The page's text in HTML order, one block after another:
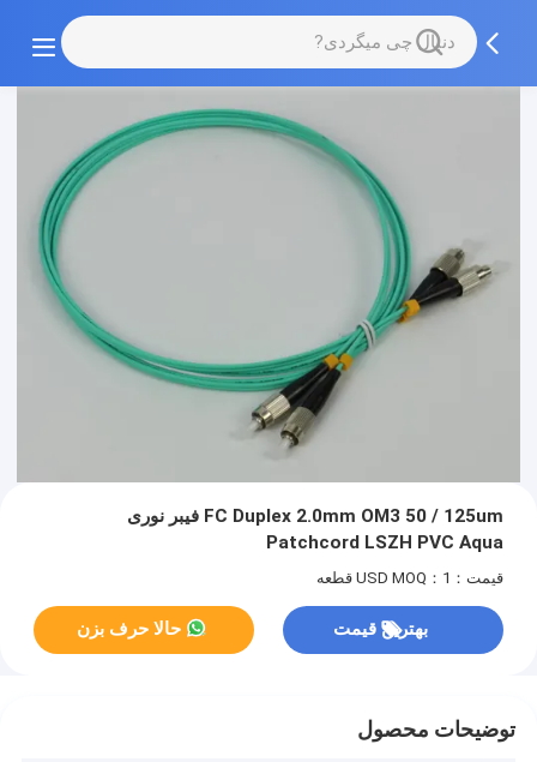
FC Duplex 2.0mm OM3 50 / 125um فیبر نوری
Patchcord LSZH PVC Aqua
قیمت：USD MOQ：1 قطعه
بهترین قیمت حالا حرف بزن
توضیحات محصول